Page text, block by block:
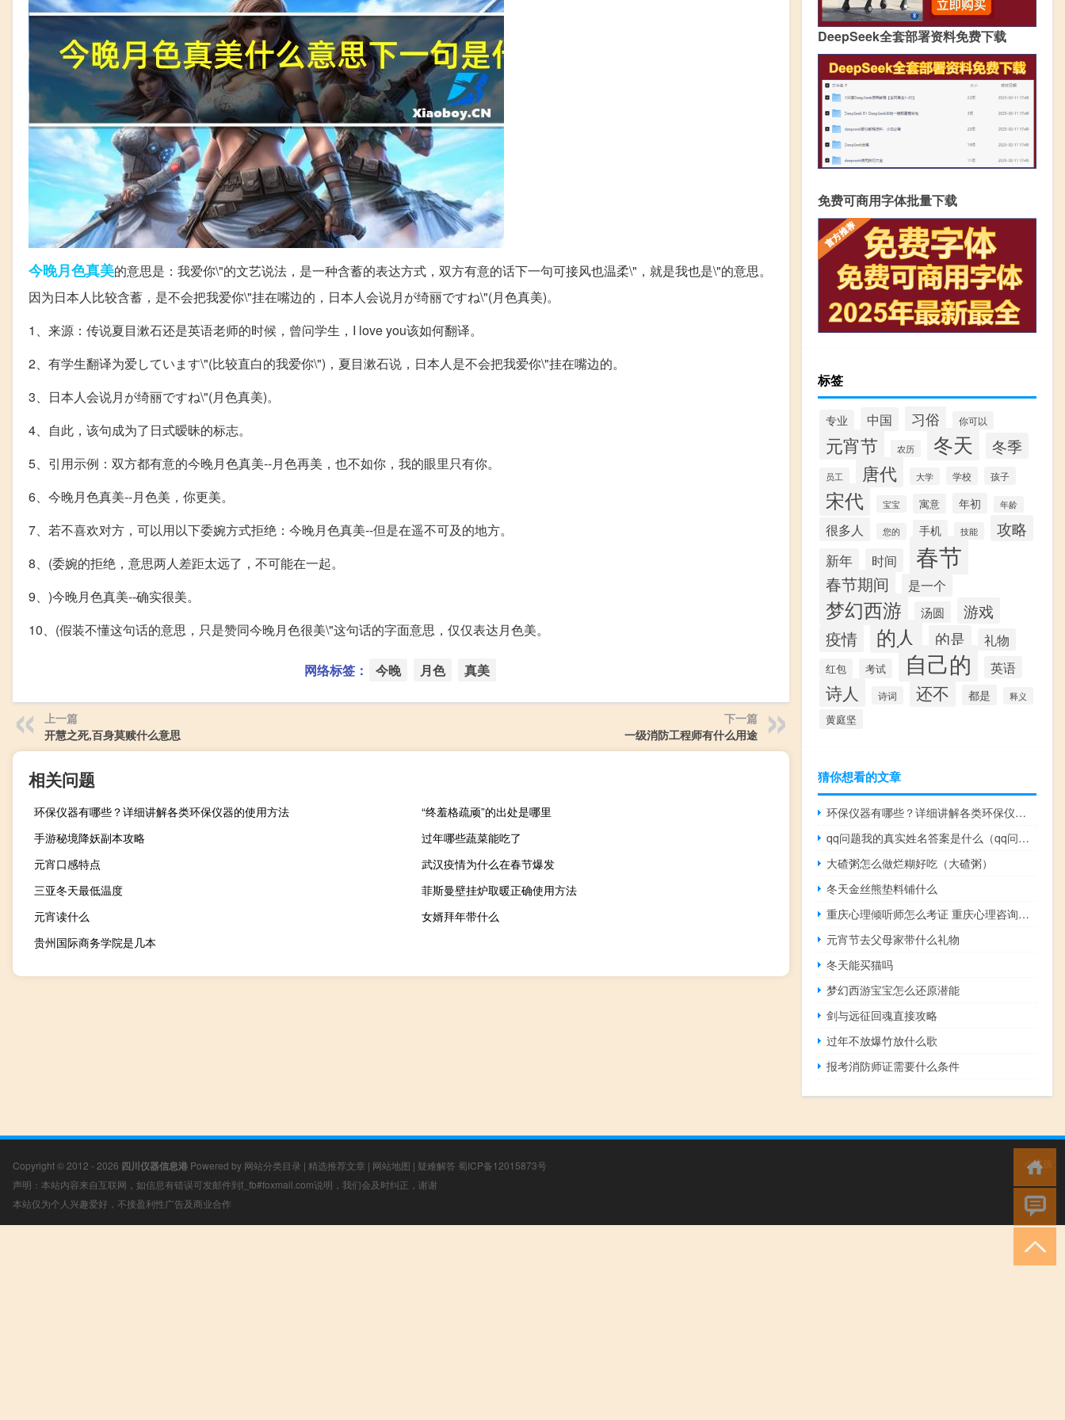
今晚月色真美的意思是：我爱你\"的文艺说法，是一种含蓄的表达方式，双方有意的话下一句可接风也温柔\"，就是我也是\"的意思。
因为日本人比较含蓄，是不会把我爱你\"挂在嘴边的，日本人会说月が绮丽ですね\"(月色真美)。
1、来源：传说夏目漱石还是英语老师的时候，曾问学生，I love you该如何翻译。
2、有学生翻译为爱しています\"(比较直白的我爱你\")，夏目漱石说，日本人是不会把我爱你\"挂在嘴边的。
3、日本人会说月が绮丽ですね\"(月色真美)。
4、自此，该句成为了日式暧昧的标志。
5、引用示例：双方都有意的今晚月色真美--月色再美，也不如你，我的眼里只有你。
6、今晚月色真美--月色美，你更美。
7、若不喜欢对方，可以用以下委婉方式拒绝：今晚月色真美--但是在遥不可及的地方。
8、(委婉的拒绝，意思两人差距太远了，不可能在一起。
9、)今晚月色真美--确实很美。
10、(假装不懂这句话的意思，只是赞同今晚月色很美\"这句话的字面意思，仅仅表达月色美。
网络标签： 今晚 月色 真美
上一篇
开慧之死,百身莫赎什么意思
下一篇
一级消防工程师有什么用途
相关问题
环保仪器有哪些？详细讲解各类环保仪器的使用方法
“终羞格疏顽”的出处是哪里
手游秘境降妖副本攻略
过年哪些蔬菜能吃了
元宵口感特点
武汉疫情为什么在春节爆发
三亚冬天最低温度
菲斯曼壁挂炉取暖正确使用方法
元宵读什么
女婿拜年带什么
贵州国际商务学院是几本
DeepSeek全套部署资料免费下载
免费可商用字体批量下载
标签
专业 中国 习俗 你可以
元宵节 农历 冬天 冬季
员工 唐代 大学 学校 孩子
宋代 宝宝 寓意 年初 年龄
很多人 您的 手机 技能 攻略
新年 时间 春节
春节期间 是一个
梦幻西游 汤圆 游戏
疫情 的人 的是 礼物
红包 考试 自己的 英语
诗人 诗词 还不 都是 释义
黄庭坚
猜你想看的文章
环保仪器有哪些？详细讲解各类环保仪器的使用方法
qq问题我的真实姓名答案是什么（qq问问首页）
大碴粥怎么做烂糊好吃（大碴粥）
冬天金丝熊垫料铺什么
重庆心理倾听师怎么考证 重庆心理咨询师培训
元宵节去父母家带什么礼物
冬天能买猫吗
梦幻西游宝宝怎么还原潜能
剑与远征回魂直接攻略
过年不放爆竹放什么歌
报考消防师证需要什么条件
Copyright © 2012 - 2026 四川仪器信息港 Powered by 网站分类目录 | 精选推荐文章 | 网站地图 | 疑难解答 蜀ICP备12015873号
声明：本站内容来自互联网，如信息有错误可发邮件到f_fb#foxmail.com说明，我们会及时纠正，谢谢
本站仅为个人兴趣爱好，不接盈利性广告及商业合作
小男孩